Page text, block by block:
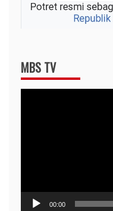
MBS TV
00:00